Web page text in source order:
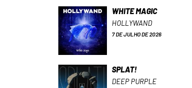
WHITE MAGIC
HOLLYWAND
7 DE JULHO DE 2026
SPLAT!
DEEP PURPLE